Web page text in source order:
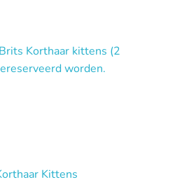
Korthaar kittens (2
worden.